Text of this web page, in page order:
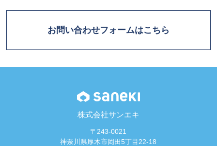
お問い合わせフォームはこちら
株式会社サンエキ
〒243-0021
神奈川県厚木市岡田5丁目22-18